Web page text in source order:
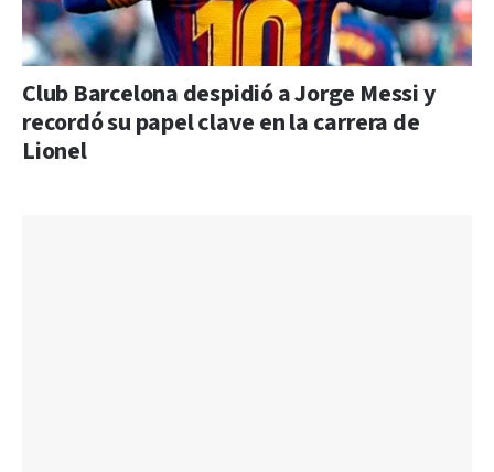
Club Barcelona despidió a Jorge Messi y
recordó su papel clave en la carrera de
Lionel